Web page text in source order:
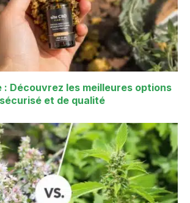
: Découvrez les meilleures options
et de qualité